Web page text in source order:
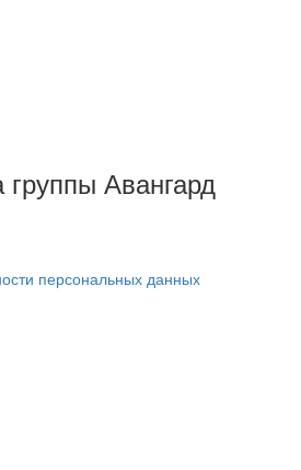
Авангард
персональных данных